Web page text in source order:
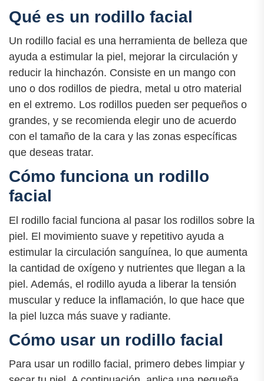
Qué es un rodillo facial
Un rodillo facial es una herramienta de belleza que
ayuda a estimular la piel, mejorar la circulación y
reducir la hinchazón. Consiste en un mango con
uno o dos rodillos de piedra, metal u otro material
en el extremo. Los rodillos pueden ser pequeños o
grandes, y se recomienda elegir uno de acuerdo
con el tamaño de la cara y las zonas específicas
que deseas tratar.
Cómo funciona un rodillo
facial
El rodillo facial funciona al pasar los rodillos sobre la
piel. El movimiento suave y repetitivo ayuda a
estimular la circulación sanguínea, lo que aumenta
la cantidad de oxígeno y nutrientes que llegan a la
piel. Además, el rodillo ayuda a liberar la tensión
muscular y reduce la inflamación, lo que hace que
la piel luzca más suave y radiante.
Cómo usar un rodillo facial
Para usar un rodillo facial, primero debes limpiar y